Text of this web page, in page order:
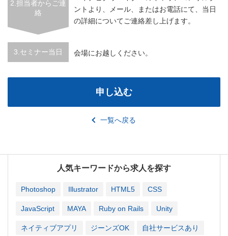
2.担当者からご連
絡
ントより、メール、またはお電話にて、当日
の詳細についてご連絡差し上げます。
3.セミナー当日 会場にお越しください。
申し込む
一覧へ戻る
人気キーワードから求人を探す
Photoshop Illustrator HTML5 CSS
JavaScript MAYA Ruby on Rails Unity
ネイティブアプリ ジーンズOK 自社サービスあり